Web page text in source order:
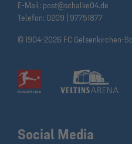
E-Mail: post@schalke04.de
Telefon: 0209 | 97751877
© 1904-2026 FC Gelsenkirchen-
Social Media